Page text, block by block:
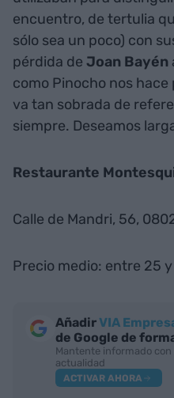
encuentro, de tertulia
sólo sea un poco) con
pérdida de Joan Bayén
como Pinocho nos
va tan sobrada de
siempre. Deseamos
Restaurante
Calle de Mandri, 56,
Precio medio: entre 25
AñadirVIA
de Google de
Mantente informado
actualidad
ACTIVAR AHORA